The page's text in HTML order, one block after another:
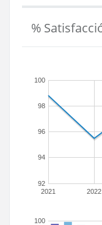
%
2021 2022
92
94
96
98
100
100